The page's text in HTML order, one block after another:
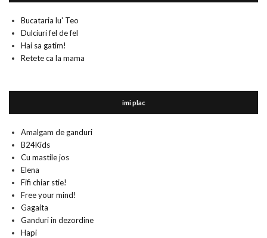
Bucataria lu' Teo
Dulciuri fel de fel
Hai sa gatim!
Retete ca la mama
imi plac
Amalgam de ganduri
B24Kids
Cu mastile jos
Elena
Fifi chiar stie!
Free your mind!
Gagaita
Ganduri in dezordine
Hapi